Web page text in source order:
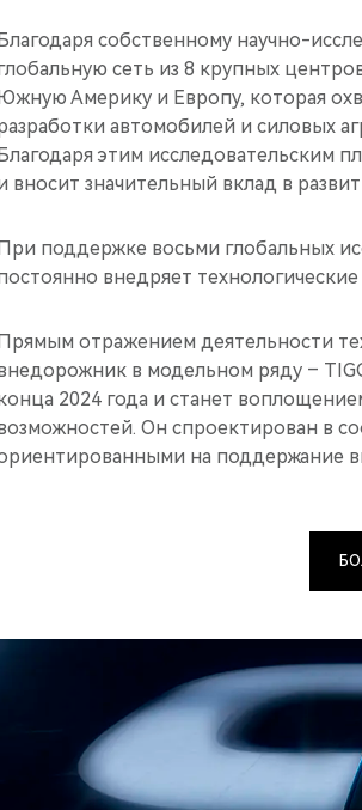
собственному научно-
сеть из 8 крупных
Америку и Европу, которая
автомобилей и силовых
этим исследовательским
вносит значительный вклад в
поддержке восьми глобальных
внедряет
отражением деятельности
в модельном ряду –
2024 года и станет
Он спроектирован в
на поддержание